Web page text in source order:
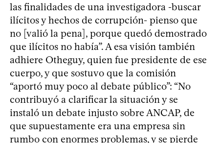
las finalidades de una investigadora -buscar
ilícitos y hechos de corrupción- pienso que
no [valió la pena], porque quedó demostrado
que ilícitos no había”. A esa visión también
adhiere Otheguy, quien fue presidente de ese
cuerpo, y que sostuvo que la comisión
“aportó muy poco al debate público”: “No
contribuyó a clarificar la situación y se
instaló un debate injusto sobre ANCAP, de
que supuestamente era una empresa sin
rumbo con enormes problemas, y se pierde